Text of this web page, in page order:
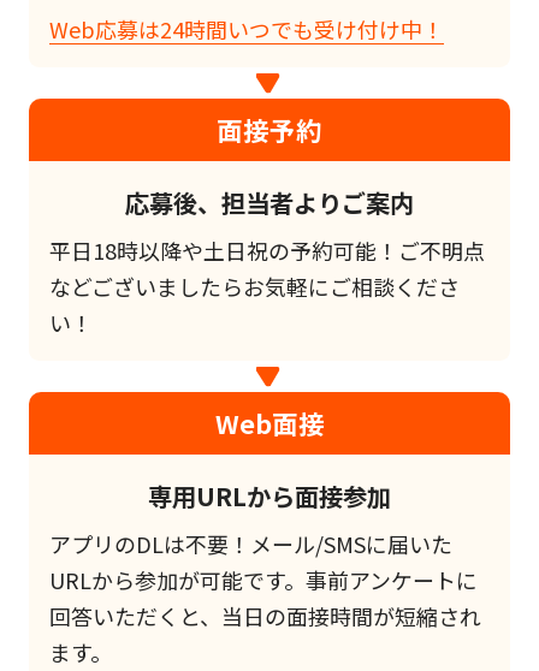
Web応募は24時間いつでも受け付け中！
面接予約
応募後、担当者よりご案内
平日18時以降や土日祝の予約可能！ご不明点
などございましたらお気軽にご相談くださ
い！
Web面接
専用URLから面接参加
アプリのDLは不要！メール/SMSに届いた
URLから参加が可能です。事前アンケートに
回答いただくと、当日の面接時間が短縮され
ます。